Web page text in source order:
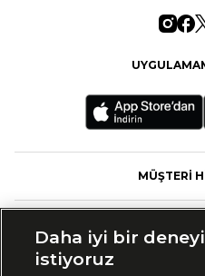
MÜŞTERİ
Daha iyi bir
istiyoruz